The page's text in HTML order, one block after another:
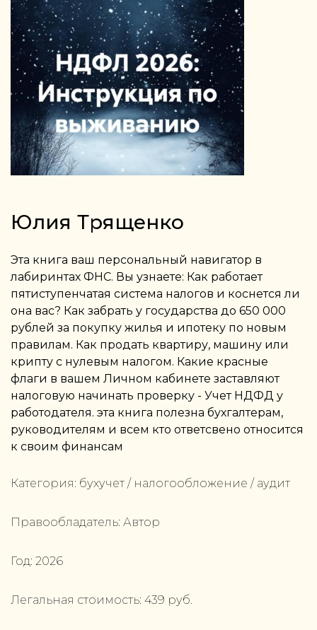
Юлия Трященко
Эта книга ваш персональный навигатор в
лабиринтах ФНС. Вы узнаете: Как работает
пятиступенчатая система налогов и коснется ли
она вас? Как забрать у государства до 650 000
рублей за покупку жилья и ипотеку по новым
правилам. Как продать квартиру, машину или
крипту с нулевым налогом. Какие красные
флаги в вашем Личном кабинете заставляют
налоговую начинать проверку - Учет НДФД у
работодателя. эта книга полезна бухгалтерам,
руководителям и всем кто ответсвено относится
к своим финансам
Категория: бухучет / налогообложение / аудит
Правообладатель: Автор
Год: 2026
Легальная стоимость: 439 руб.